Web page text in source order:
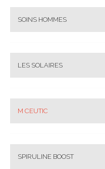
SOINS HOMMES
LES SOLAIRES
M CEUTIC
SPIRULINE BOOST